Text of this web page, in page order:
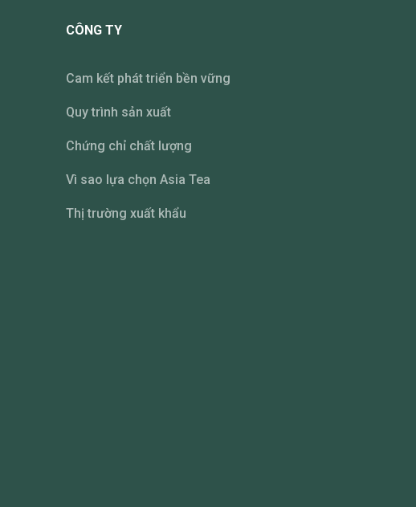
CÔNG TY
Cam kết phát triển bền vững
Quy trình sản xuất
Chứng chỉ chất lượng
Vì sao lựa chọn Asia Tea
Thị trường xuất khẩu